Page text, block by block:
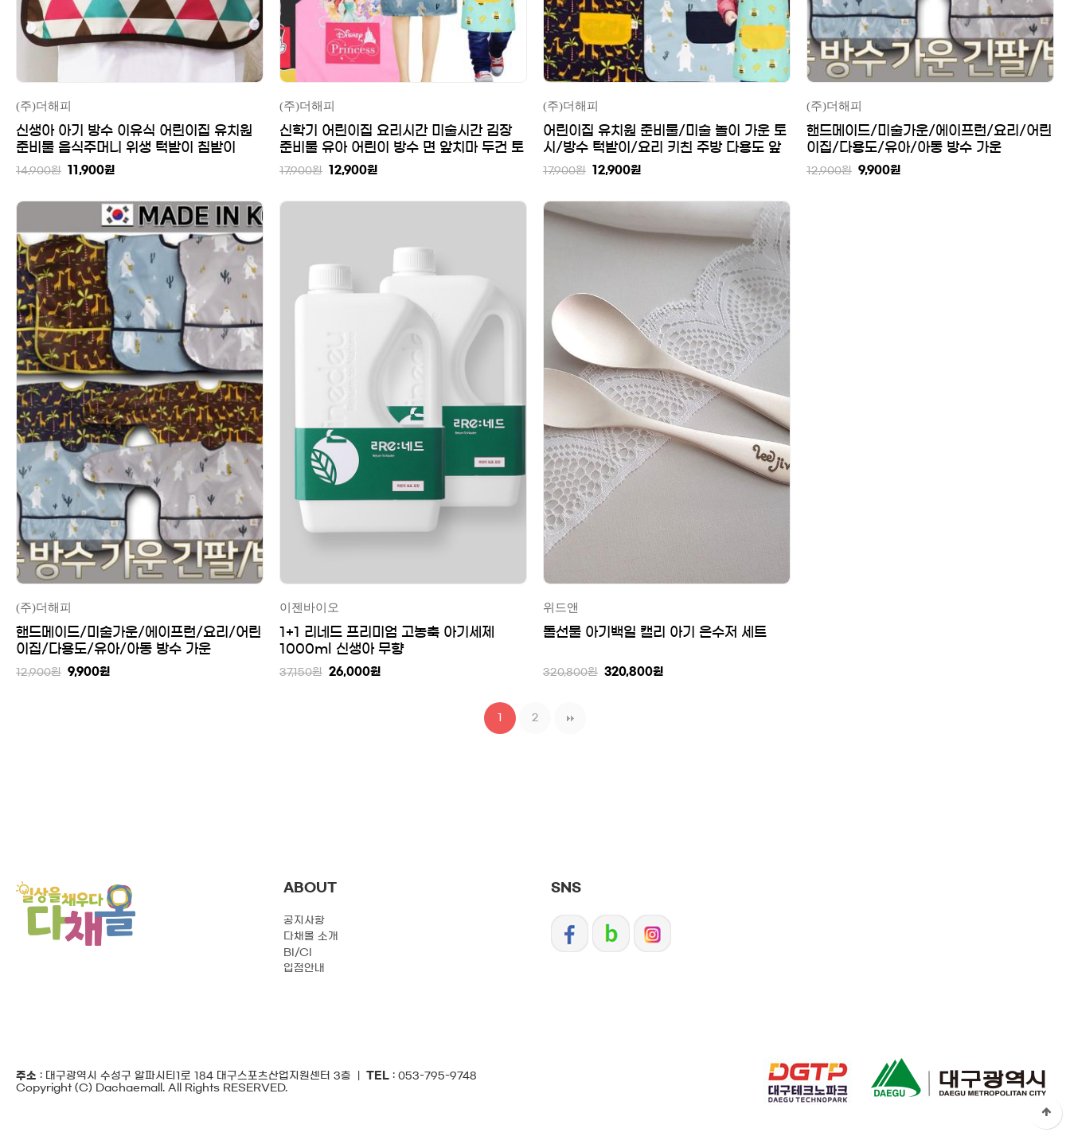
(주)더해피
신생아 아기 방수 이유식 어린이집 유치원
준비물 음식주머니 위생 턱받이 침받이
14,900원 11,900원
(주)더해피
신학기 어린이집 요리시간 미술시간 김장
준비물 유아 어린이 방수 면 앞치마 두건 토
시 세트
17,900원 12,900원
(주)더해피
어린이집 유치원 준비물/미술 놀이 가운 토
시/방수 턱받이/요리 키친 주방 다용도 앞
치마/원피스형 목걸이 앞치마/예쁜 앞치
17,900원 12,900원
(주)더해피
핸드메이드/미술가운/에이프런/요리/어린
이집/다용도/유아/아동 방수 가운
12,900원 9,900원
(주)더해피
핸드메이드/미술가운/에이프런/요리/어린
이집/다용도/유아/아동 방수 가운
12,900원 9,900원
이젠바이오
1+1 리네드 프리미엄 고농축 아기세제
1000ml 신생아 무향
37,150원 26,000원
위드앤
돌선물 아기백일 캘리 아기 은수저 세트
320,800원 320,800원
1 2
ABOUT
공지사항
다채몰 소개
BI/CI
입점안내
SNS
주소 : 대구광역시 수성구 알파시티1로 184 대구스포츠산업지원센터 3층 | TEL : 053-795-9748
Copyright (C) Dachaemall. All Rights RESERVED.